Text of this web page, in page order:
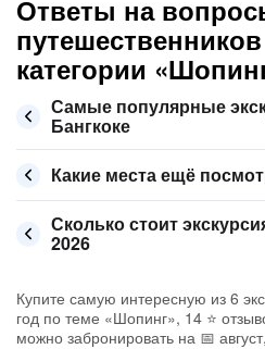
Ответы на
категории
Самые популярные
Бангкоке
Какие места ещё
Сколько стоит
2026
Купите самую интересную из 6
год по теме «Шопинг», 14 ⭐
можно забронировать на 📅